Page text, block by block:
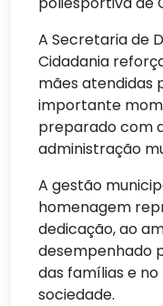
A Secretaria de
Cidadania
mães atendidas
importante
preparado com
administração
A gestão
homenagem
dedicação, ao
desempenhado
das famílias e
sociedade.